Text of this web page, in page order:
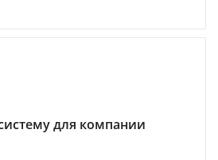
для компании